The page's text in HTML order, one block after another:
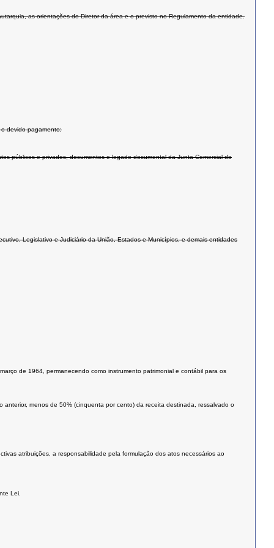
as orientações do Diretor da área e o previsto no Regulamento da entidade.
devido pagamento;
públicos e privados, documentos e legado documental da Junta Comercial do
Legislativo e Judiciário da União, Estados e Municípios, e demais entidades
de 1964, permanecendo como instrumento patrimonial e contábil para os
menos de 50% (cinquenta por cento) da receita destinada, ressalvado o
atribuições, a responsabilidade pela formulação dos atos necessários ao
Lei.